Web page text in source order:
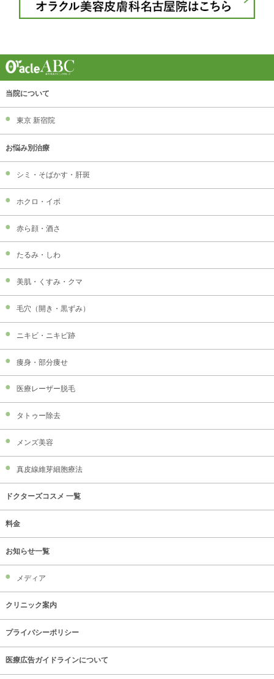
当院について
東京 新宿院
お悩み別治療
シミ・そばかす・肝斑
ホクロ・イボ
赤ら顔・酒さ
たるみ・しわ
美肌・くすみ・クマ
毛穴（開き・黒ずみ）
ニキビ・ニキビ跡
痩身・部分痩せ
医療レーザー脱毛
タトゥー除去
メンズ美容
真皮線維芽細胞療法
ドクターズコスメ 一覧
料金
お知らせ一覧
メディア
クリニック案内
プライバシーポリシー
医療広告ガイドラインについて